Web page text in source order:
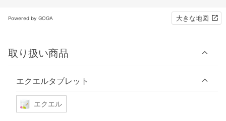
Powered by GOGA 大きな地図
取り扱い商品
エクエルタブレット
エクエル